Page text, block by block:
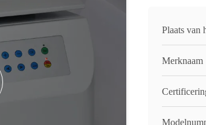
Plaats van
Merknaam